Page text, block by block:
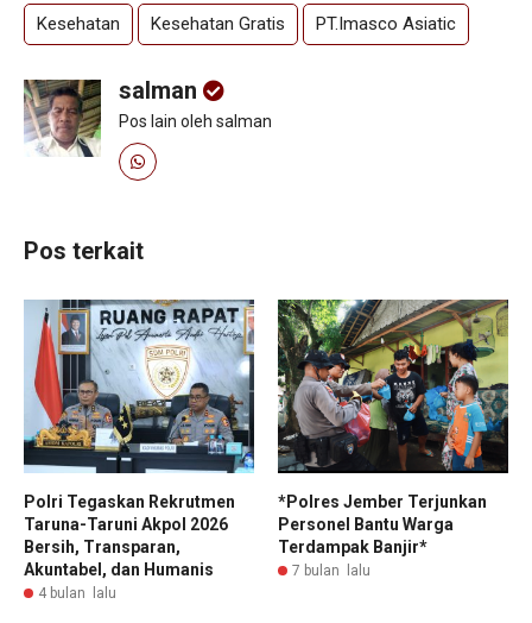
Kesehatan Kesehatan Gratis PT.Imasco Asiatic
salman
Pos lain oleh salman
Pos terkait
Polri Tegaskan Rekrutmen
Taruna-Taruni Akpol 2026
Bersih, Transparan,
Akuntabel, dan Humanis
4 bulan lalu
*Polres Jember Terjunkan
Personel Bantu Warga
Terdampak Banjir*
7 bulan lalu